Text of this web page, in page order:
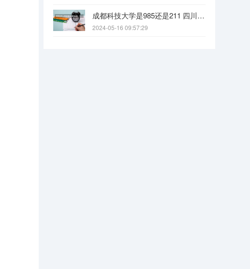
成都科技大学是985还是211 四川科技大学全国排名
2024-05-16 09:57:29